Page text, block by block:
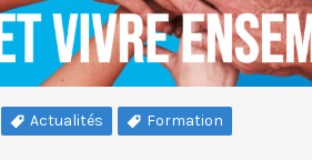
Actualités Formation